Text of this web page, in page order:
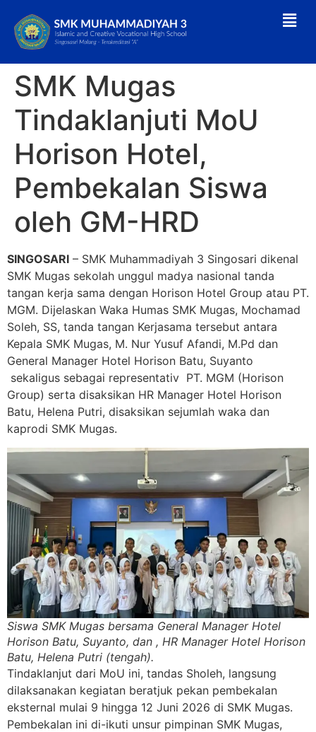
SMK Mugas
Tindaklanjuti MoU
Horison Hotel,
Pembekalan Siswa
oleh GM-HRD
SINGOSARI – SMK Muhammadiyah 3 Singosari dikenal
SMK Mugas sekolah unggul madya nasional tanda
tangan kerja sama dengan Horison Hotel Group atau PT.
MGM. Dijelaskan Waka Humas SMK Mugas, Mochamad
Soleh, SS, tanda tangan Kerjasama tersebut antara
Kepala SMK Mugas, M. Nur Yusuf Afandi, M.Pd dan
General Manager Hotel Horison Batu, Suyanto
sekaligus sebagai representativ PT. MGM (Horison
Group) serta disaksikan HR Manager Hotel Horison
Batu, Helena Putri, disaksikan sejumlah waka dan
kaprodi SMK Mugas.
Siswa SMK Mugas bersama General Manager Hotel
Horison Batu, Suyanto, dan , HR Manager Hotel Horison
Batu, Helena Putri (tengah).
Tindaklanjut dari MoU ini, tandas Sholeh, langsung
dilaksanakan kegiatan beratjuk pekan pembekalan
eksternal mulai 9 hingga 12 Juni 2026 di SMK Mugas.
Pembekalan ini di-ikuti unsur pimpinan SMK Mugas,